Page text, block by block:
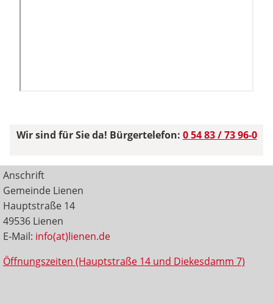
Wir sind für Sie da! Bürgertelefon: 0 54 83 / 73 96-0
Anschrift
Gemeinde Lienen
Hauptstraße 14
49536 Lienen
E-Mail: info(at)lienen.de
Öffnungszeiten (Hauptstraße 14 und Diekesdamm 7)